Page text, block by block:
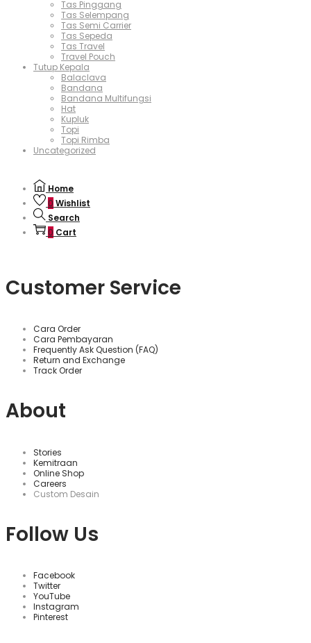
Tas Pinggang
Tas Selempang
Tas Semi Carrier
Tas Sepeda
Tas Travel
Travel Pouch
Tutup Kepala
Balaclava
Bandana
Bandana Multifungsi
Hat
Kupluk
Topi
Topi Rimba
Uncategorized
Home
0 Wishlist
Search
0 Cart
Customer Service
Cara Order
Cara Pembayaran
Frequently Ask Question (FAQ)
Return and Exchange
Track Order
About
Stories
Kemitraan
Online Shop
Careers
Custom Desain
Follow Us
Facebook
Twitter
YouTube
Instagram
Pinterest